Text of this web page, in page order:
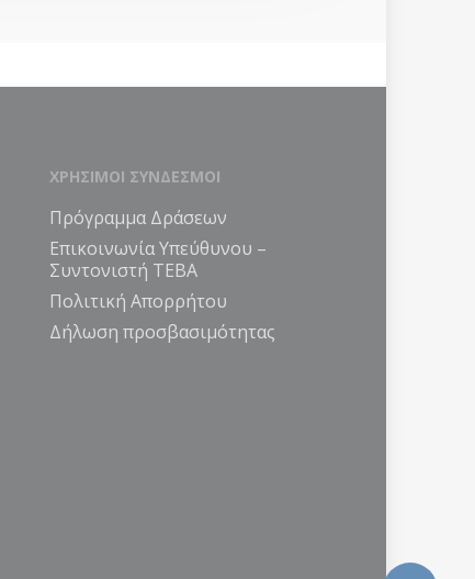
ΧΡΗΣΙΜΟΙ ΣΥΝΔΕΣΜΟΙ
Πρόγραμμα Δράσεων
Επικοινωνία Υπεύθυνου –
Συντονιστή ΤΕΒΑ
Πολιτική Απορρήτου
Δήλωση προσβασιμότητας